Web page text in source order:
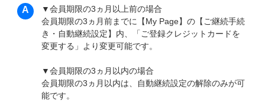
▼会員期限の3ヵ月以上前の場合
会員期限の3ヵ月前までに【My Page】の【ご継続手続
き・自動継続設定】内、「ご登録クレジットカードを
変更する」より変更可能です。
▼会員期限の3ヵ月以内の場合
会員期限の3ヵ月以内は、自動継続設定の解除のみが可
能です。